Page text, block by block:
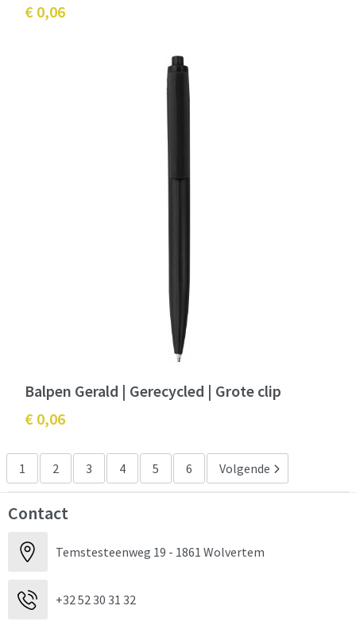
€ 0,06
Balpen Gerald | Gerecycled | Grote clip
€ 0,06
1 2 3 4 5 6 Volgende
Contact
Temstesteenweg 19 - 1861 Wolvertem
+32 52 30 31 32